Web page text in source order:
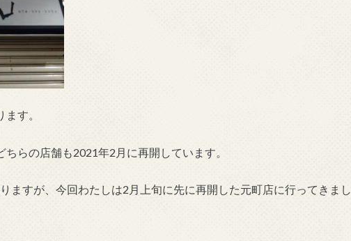
す。
らの店舗も2021年2月に再開しています。
ますが、今回わたしは2月上旬に先に再開した元町店に行ってきまし